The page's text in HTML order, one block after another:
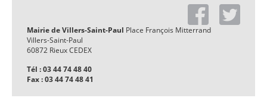
Mairie de Villers-Saint-Paul Place François Mitterrand
Villers-Saint-Paul
60872 Rieux CEDEX
Tél : 03 44 74 48 40
Fax : 03 44 74 48 41